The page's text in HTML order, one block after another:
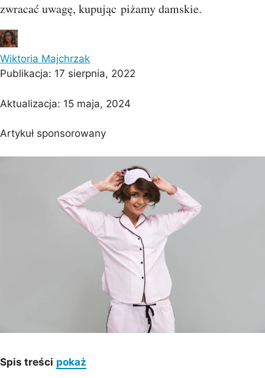
zwracać uwagę, kupując piżamy damskie.
Wiktoria Majchrzak
Publikacja: 17 sierpnia, 2022
Aktualizacja: 15 maja, 2024
Artykuł sponsorowany
Spis treści pokaż